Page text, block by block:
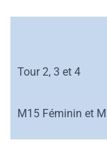
Tour 2, 3 et 4
M15 Féminin et